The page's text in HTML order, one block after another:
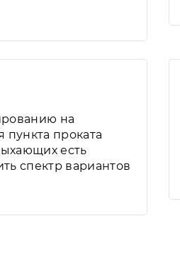
на
пункта проката
есть
спектр вариантов